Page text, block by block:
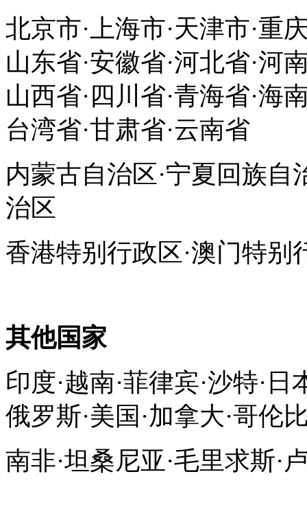
北京市·上海市·天津市·重
山东省·安徽省·河北省·河
山西省·四川省·青海省·海
台湾省·甘肃省·云南省
内蒙古自治区·宁夏回族自
治区
香港特别行政区·澳门特别
其他国家
印度·越南·菲律宾·沙特·日
俄罗斯·美国·加拿大·哥伦
南非·坦桑尼亚·毛里求斯·